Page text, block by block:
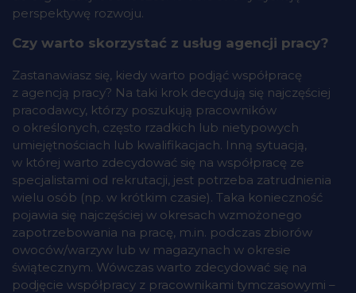
perspektywę rozwoju.
Czy warto skorzystać z usług agencji pracy?
Zastanawiasz się, kiedy warto podjąć współpracę
z agencją pracy? Na taki krok decydują się najczęściej
pracodawcy, którzy poszukują pracowników
o określonych, często rzadkich lub nietypowych
umiejętnościach lub kwalifikacjach. Inną sytuacją,
w której warto zdecydować się na współpracę ze
specjalistami od rekrutacji, jest potrzeba zatrudnienia
wielu osób (np. w krótkim czasie). Taka konieczność
pojawia się najczęściej w okresach wzmożonego
zapotrzebowania na pracę, m.in. podczas zbiorów
owoców/warzyw lub w magazynach w okresie
świątecznym. Wówczas warto zdecydować się na
podjęcie współpracy z pracownikami tymczasowymi –